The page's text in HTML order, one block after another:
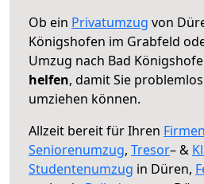
Ob ein Privatumzug von
Königshofen im Grabfeld
Umzug nach Bad
helfen, damit Sie
umziehen können.
Allzeit bereit für Ihren
Seniorenumzug, Tresor– &
Studentenumzug in Düren,